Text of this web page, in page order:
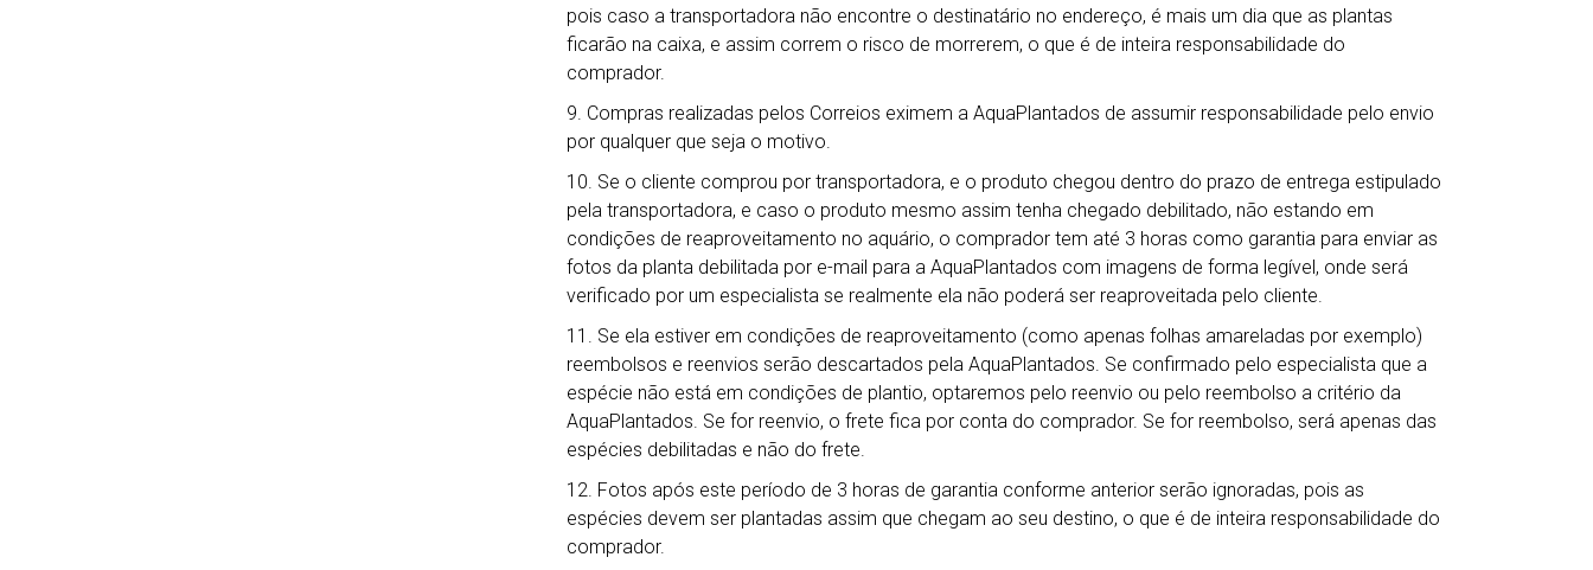
pois caso a transportadora não encontre o destinatário no endereço, é mais um dia que as plantas
ficarão na caixa, e assim correm o risco de morrerem, o que é de inteira responsabilidade do
comprador.
9. Compras realizadas pelos Correios eximem a AquaPlantados de assumir responsabilidade pelo envio
por qualquer que seja o motivo.
10. Se o cliente comprou por transportadora, e o produto chegou dentro do prazo de entrega estipulado
pela transportadora, e caso o produto mesmo assim tenha chegado debilitado, não estando em
condições de reaproveitamento no aquário, o comprador tem até 3 horas como garantia para enviar as
fotos da planta debilitada por e-mail para a AquaPlantados com imagens de forma legível, onde será
verificado por um especialista se realmente ela não poderá ser reaproveitada pelo cliente.
11. Se ela estiver em condições de reaproveitamento (como apenas folhas amareladas por exemplo)
reembolsos e reenvios serão descartados pela AquaPlantados. Se confirmado pelo especialista que a
espécie não está em condições de plantio, optaremos pelo reenvio ou pelo reembolso a critério da
AquaPlantados. Se for reenvio, o frete fica por conta do comprador. Se for reembolso, será apenas das
espécies debilitadas e não do frete.
12. Fotos após este período de 3 horas de garantia conforme anterior serão ignoradas, pois as
espécies devem ser plantadas assim que chegam ao seu destino, o que é de inteira responsabilidade do
comprador.